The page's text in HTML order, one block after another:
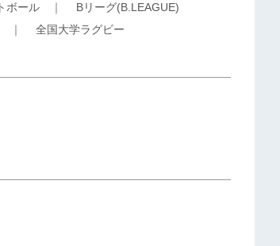
ボール ｜ Bリーグ(B.LEAGUE)
｜ 全国大学ラグビー